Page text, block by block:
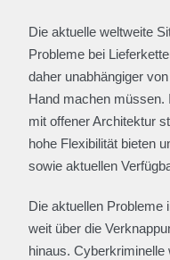
Die aktuelle weltweite
Probleme bei
daher unabhängiger
Hand machen
mit offener Architektur
hohe Flexibilität bieten
sowie aktuellen
Die aktuellen Probleme
weit über die
hinaus.